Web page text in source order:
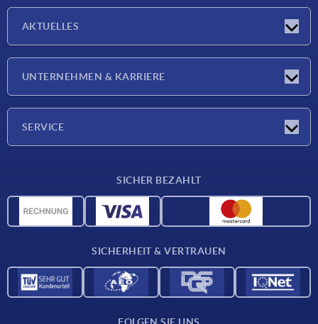
AKTUELLES
Presseberichte
UNTERNEHMEN & KARRIERE
SERVICE
Werkstoffübersicht
SICHER BEZAHLT
SICHERHEIT & VERTRAUEN